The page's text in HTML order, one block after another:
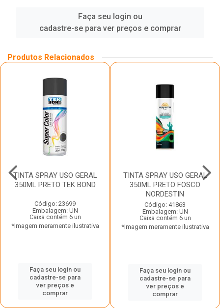
Faça seu login ou
cadastre-se para ver preços e comprar
Produtos Relacionados
TINTA SPRAY USO GERAL
350ML PRETO TEK BOND
Código: 23699
Embalagem: UN
Caixa contém 6 un
*Imagem meramente ilustrativa
Faça seu login ou
cadastre-se para
ver preços e
comprar
TINTA SPRAY USO GERAL
350ML PRETO FOSCO
NORDESTIN
Código: 41863
Embalagem: UN
Caixa contém 6 un
*Imagem meramente ilustrativa
Faça seu login ou
cadastre-se para
ver preços e
comprar